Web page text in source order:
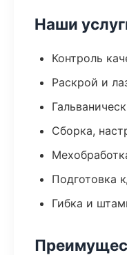
Наши
Контроль
Раскрой и
Сборка,
Подготовка
Гибка и